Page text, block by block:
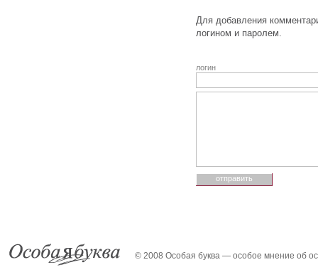
Для добавления
логином и паролем.
логин
© 2008 Особая буква — особое мнение об